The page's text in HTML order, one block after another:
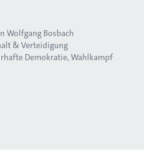
Wolfgang Bosbach
& Verteidigung
Demokratie Wahlkampf